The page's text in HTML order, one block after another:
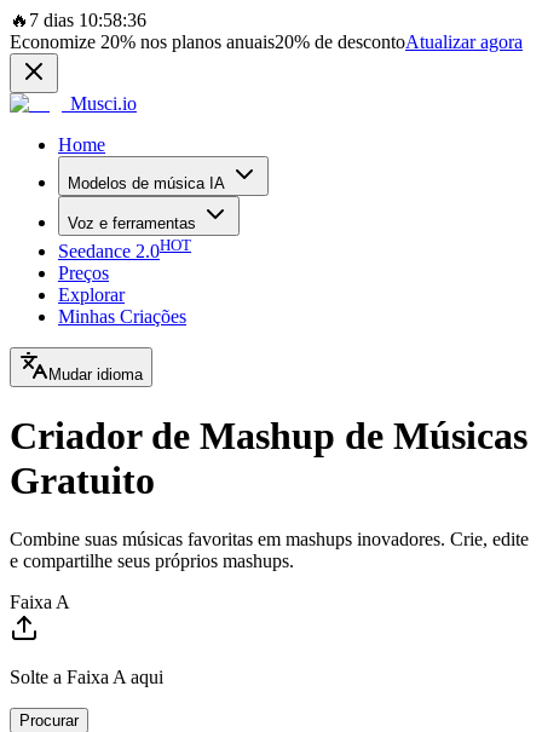
🔥 7 dias 10:58:36
Economize 20% nos planos anuais20% de descontoAtualizar agora
Musci.io
Home
Modelos de música IA
Voz e ferramentas
Seedance 2.0HOT
Preços
Explorar
Minhas Criações
Mudar idioma
Criador de Mashup de Músicas
Gratuito
Combine suas músicas favoritas em mashups inovadores. Crie, edite
e compartilhe seus próprios mashups.
Faixa A
Solte a Faixa A aqui
Procurar